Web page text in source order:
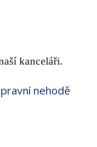
kanceláři.
nehodě